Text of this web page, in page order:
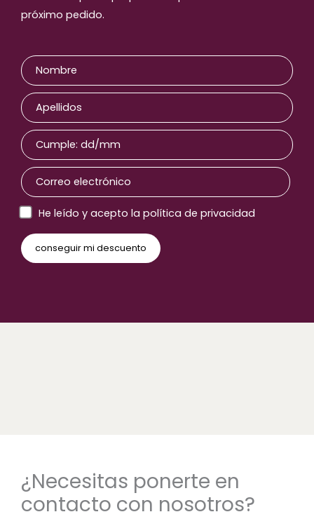
próximo pedido.
He leído y acepto la política de privacidad
¿Necesitas ponerte en
contacto con nosotros?